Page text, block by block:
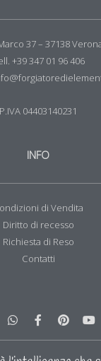
37 – 37138
+39 347 01 96 406
P.IVA 04403140231
INFO
di Vendita
Diritto di recesso
Richiesta di Reso
Contatti
h
t
s
F
a
e
b
P
i
t
e
o
t
u